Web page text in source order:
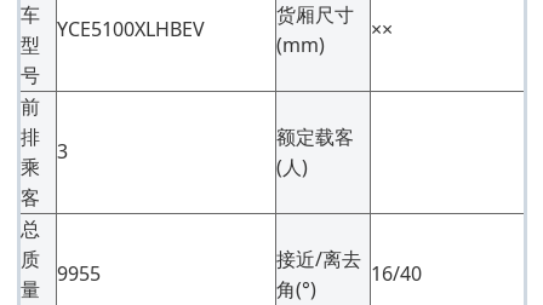
车
型
号
YCE5100XLHBEV
货厢尺寸
(mm)
××
前
排
乘
客
3
额定载客
(人)
总
质
量
9955
接近/离去
角(°)
16/40